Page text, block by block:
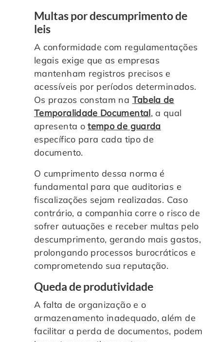
Multas por descumprimento de
leis
A conformidade com regulamentações
legais exige que as empresas
mantenham registros precisos e
acessíveis por períodos determinados.
Os prazos constam na Tabela de
Temporalidade Documental, a qual
apresenta otempo de guarda
específico para cada tipo de
documento.
O cumprimento dessa norma é
fundamental para que auditorias e
fiscalizações sejam realizadas. Caso
contrário, a companhia corre o risco de
sofrer autuações e receber multas pelo
descumprimento, gerando mais gastos,
prolongando processos burocráticos e
comprometendo sua reputação.
Queda de produtividade
A falta de organização e o
armazenamento inadequado, além de
facilitar a perda de documentos, podem